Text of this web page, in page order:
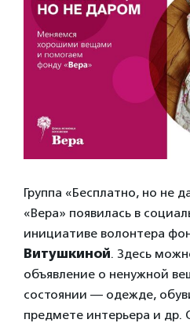
Группа «Бесплатно, но не
«Вера» появилась в
инициативе волонтера
Витушкиной. Здесь
объявление о ненужной
состоянии — одежде,
предмете интерьера и др.